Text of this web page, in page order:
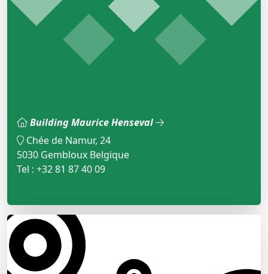
Building Maurice Henseval
Chée de Namur, 24
5030 Gembloux Belgique
Tel : +32 81 87 40 09